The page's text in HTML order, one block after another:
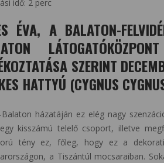
idő: 2 perc
ÉVA, A BALATON-
SZERINT
HATTYÚ (CYGNUS
Balaton házatáján ez elég nagy
kisszámú telelő csoport, illetve
tény ez, főleg, hogy ez a
a Tiszántúl mocsaraiban.